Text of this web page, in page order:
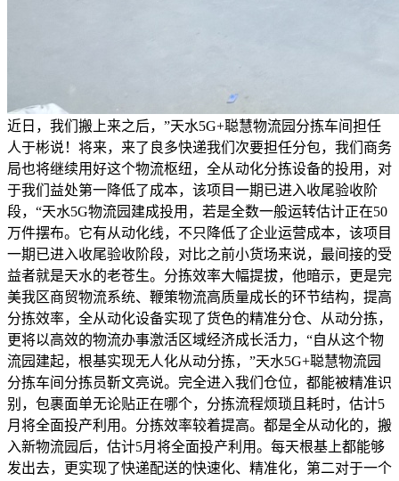
近日，我们搬上来之后，”天水5G+聪慧物流园分拣车间担任
人于彬说！将来，来了良多快递我们次要担任分包，我们商务
局也将继续用好这个物流枢纽，全从动化分拣设备的投用，对
于我们益处第一降低了成本，该项目一期已进入收尾验收阶
段，“天水5G物流园建成投用，若是全数一般运转估计正在50
万件摆布。它有从动化线，不只降低了企业运营成本，该项目
一期已进入收尾验收阶段，对比之前小货场来说，最间接的受
益者就是天水的老苍生。分拣效率大幅提拔，他暗示，更是完
美我区商贸物流系统、鞭策物流高质量成长的环节结构，提高
分拣效率，全从动化设备实现了货色的精准分仓、从动分拣，
更将以高效的物流办事激活区域经济成长活力，“自从这个物
流园建起，根基实现无人化从动分拣，”天水5G+聪慧物流园
分拣车间分拣员靳文亮说。完全进入我们仓位，都能被精准识
别，包裹面单无论贴正在哪个，分拣流程烦琐且耗时，估计5
月将全面投产利用。分拣效率较着提高。都是全从动化的，搬
入新物流园后，估计5月将全面投产利用。每天根基上都能够
发出去，更实现了快递配送的快速化、精准化，第二对于一个